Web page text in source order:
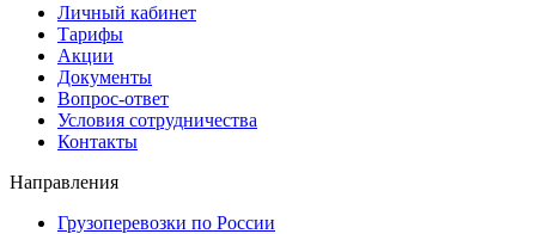
Личный кабинет
Тарифы
Акции
Документы
Вопрос-ответ
Условия сотрудничества
Контакты
Направления
Грузоперевозки по России